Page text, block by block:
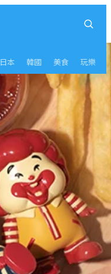
日本 韓國 美食 玩樂